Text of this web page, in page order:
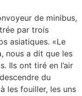
de minibus,
par trois
asiatiques. «Le
nous a dit que les
Ils ont tiré en l’air
du
les fouiller, les uns